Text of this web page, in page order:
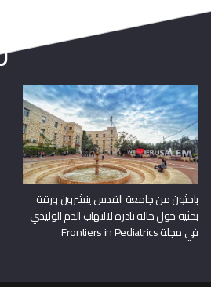
باحثون من جامعة القدس ينشرون ورقة
بحثية حول حالة نادرة لالتهاب الدم الوليدي
في مجلة Frontiers in Pediatrics